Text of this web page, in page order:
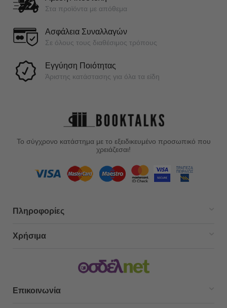
Στα προϊόντα με απόθεμα
Ασφάλεια Συναλλαγών
Σε όλους τους διαθέσιμος τρόπους
Εγγύηση Ποιότητας
Άριστης κατάστασης για όλα τα είδη
Το σύγχρονο κατάστημα με το εξειδικευμένο προσωπικό που
χρειάζεσαι!
Πληροφορίες
Χρήσιμα
Επικοινωνία